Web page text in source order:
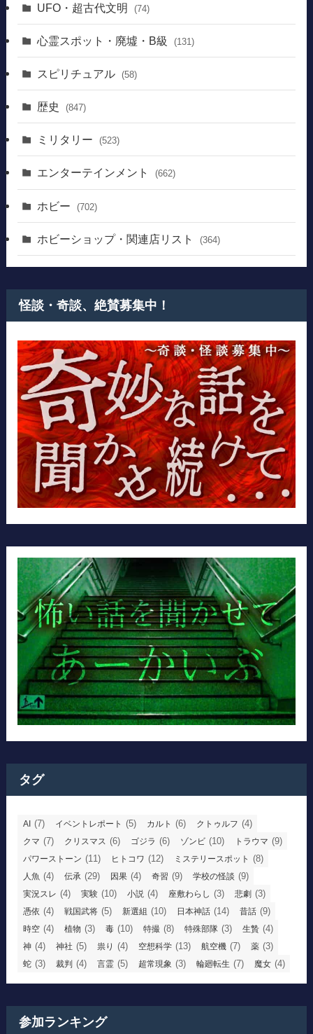
UFO・超古代文明 (74)
心霊スポット・廃墟・B級 (131)
スピリチュアル (58)
歴史 (847)
ミリタリー (523)
エンターテインメント (662)
ホビー (702)
ホビーショップ・関連店リスト (364)
怪談・奇談、絶賛募集中！
タグ
AI (7) イベントレポート (5) カルト (6) クトゥルフ (4)
クマ (7) クリスマス (6) ゴジラ (6) ゾンビ (10) トラウマ (9)
パワーストーン (11) ヒトコワ (12) ミステリースポット (8)
人魚 (4) 伝承 (29) 因果 (4) 奇習 (9) 学校の怪談 (9)
実況スレ (4) 実験 (10) 小説 (4) 座敷わらし (3) 悲劇 (3)
憑依 (4) 戦国武将 (5) 新選組 (10) 日本神話 (14) 昔話 (9)
時空 (4) 植物 (3) 毒 (10) 特撮 (8) 特殊部隊 (3) 生贄 (4)
神 (4) 神社 (5) 祟り (4) 空想科学 (13) 航空機 (7) 薬 (3)
蛇 (3) 裁判 (4) 言霊 (5) 超常現象 (3) 輪廻転生 (7) 魔女 (4)
参加ランキング